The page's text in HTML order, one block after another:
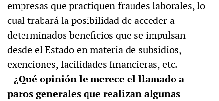
empresas que practiquen fraudes laborales, lo
cual trabará la posibilidad de acceder a
determinados beneficios que se impulsan
desde el Estado en materia de subsidios,
exenciones, facilidades financieras, etc.
–¿Qué opinión le merece el llamado a
paros generales que realizan algunas